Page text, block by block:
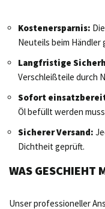
Kostenersparnis:
Neuteils beim
Langfristige
Verschleißteile durch
Sofort
Öl befüllt werden
Sicherer Versand:
Dichtheit geprüft.
WAS GESCHIEHT
Unser professioneller